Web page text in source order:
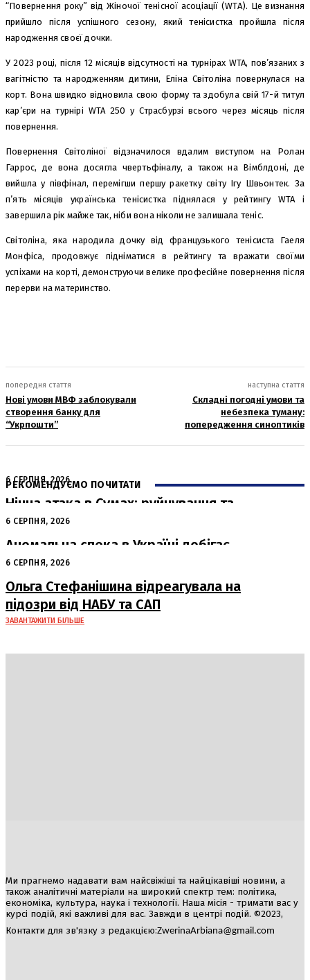
“Повернення року” від Жіночої тенісної асоціації (WTA). Це визнання
прийшло після успішного сезону, який тенісистка пройшла після
народження своєї дочки.
У 2023 році, після 12 місяців відсутності на турнірах WTA, пов’язаних з
вагітністю та народженням дитини, Еліна Світоліна повернулася на
корт. Вона швидко відновила свою форму та здобула свій 17-й титул
кар’єри на турнірі WTA 250 у Страсбурзі всього через місяць після
повернення.
Повернення Світоліної відзначилося вдалим виступом на Ролан
Гаррос, де вона досягла чвертьфіналу, а також на Вімблдоні, де
вийшла у півфінал, перемігши першу ракетку світу Ігу Швьонтек. За
п’ять місяців українська тенісистка піднялася у рейтингу WTA і
завершила рік майже так, ніби вона ніколи не залишала теніс.
Світоліна, яка народила дочку від французького тенісиста Гаеля
Монфіса, продовжує підніматися в рейтингу та вражати своїми
успіхами на корті, демонструючи велике професійне повернення після
перерви на материнство.
попередня стаття
Нові умови МВФ заблокували
створення банку для
“Укрпошти”
наступна стаття
Складні погодні умови та
небезпека туману:
попередження синоптиків
РЕКОМЕНДУЄМО ПОЧИТАТИ
6 СЕРПНЯ, 2026
Нічна атака в Сумах: руйнування та
жертви від російських авіабомб
6 СЕРПНЯ, 2026
Аномальна спека в Україні добігає
кінця: очікується похолодання
6 СЕРПНЯ, 2026
Ольга Стефанішина відреагувала на
підозри від НАБУ та САП
ЗАВАНТАЖИТИ БІЛЬШЕ
Ми прагнемо надавати вам найсвіжіші та найцікавіші новини, а
також аналітичні матеріали на широкий спектр тем: політика,
економіка, культура, наука і технології. Наша місія - тримати вас у
курсі подій, які важливі для вас. Завжди в центрі подій. ©2023,
Контакти для зв'язку з редакцією:ZwerinaArbiana@gmail.com